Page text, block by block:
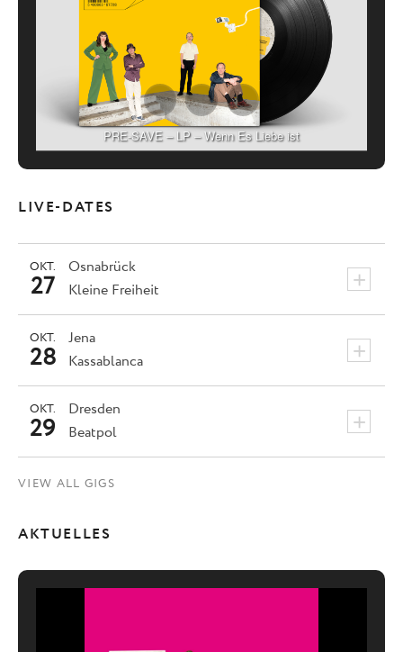
PRE-SAVE – LP – Wenn Es Liebe ist
LIVE-DATES
Osnabrück +
OKT.
27 Kleine Freiheit
Jena +
OKT.
28 Kassablanca
Dresden +
OKT.
29 Beatpol
VIEW ALL GIGS
AKTUELLES